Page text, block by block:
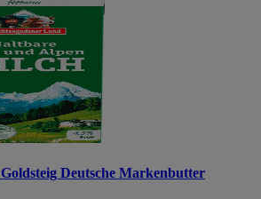
Goldsteig Deutsche Markenbutter